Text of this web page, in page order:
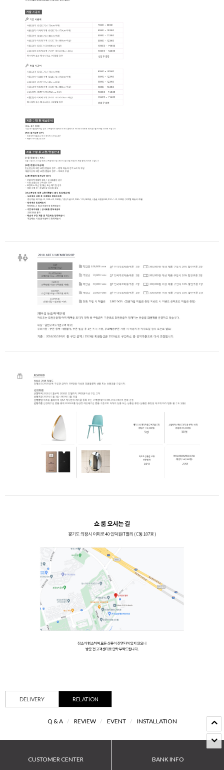
DELIVERY RELATION
Q & A / REVIEW / EVENT / INSTALLATION
CUSTOMER CENTER BANK INFO